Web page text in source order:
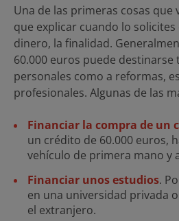
Una de las primeras cosas que
que explicar cuando lo
dinero, la finalidad.
60.000 euros puede
personales como a reformas,
profesionales. Algunas de las
Financiar la compra de un
un crédito de 60.000 euros,
vehículo de primera mano y
Financiar unos estudios.
en una universidad privada
el extranjero.